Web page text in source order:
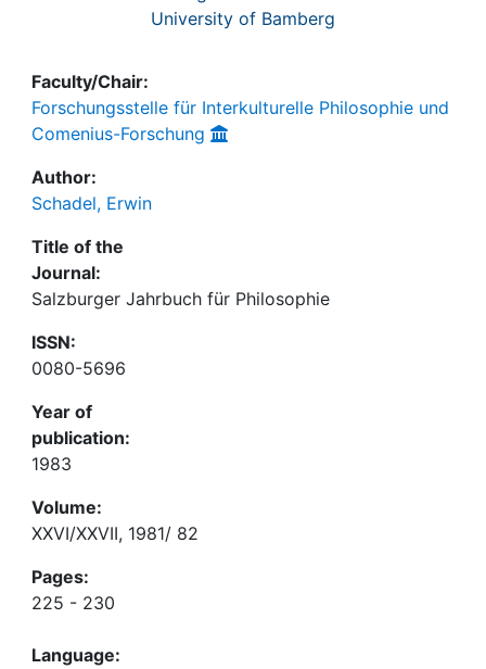
University of Bamberg
Faculty/Chair:
Forschungsstelle für Interkulturelle Philosophie und
Comenius-Forschung
Author:
Schadel, Erwin
Title of the
Journal:
Salzburger Jahrbuch für Philosophie
ISSN:
0080-5696
Year of
publication:
1983
Volume:
XXVI/XXVII, 1981/ 82
Pages:
225 - 230
Language: